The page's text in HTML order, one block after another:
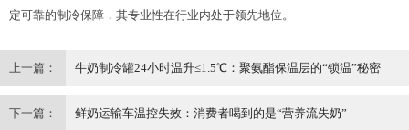
定可靠的制冷保障，其专业性在行业内处于领先地位。
上一篇： 牛奶制冷罐24小时温升≤1.5℃：聚氨酯保温层的“锁温”秘密
下一篇： 鲜奶运输车温控失效：消费者喝到的是“营养流失奶”